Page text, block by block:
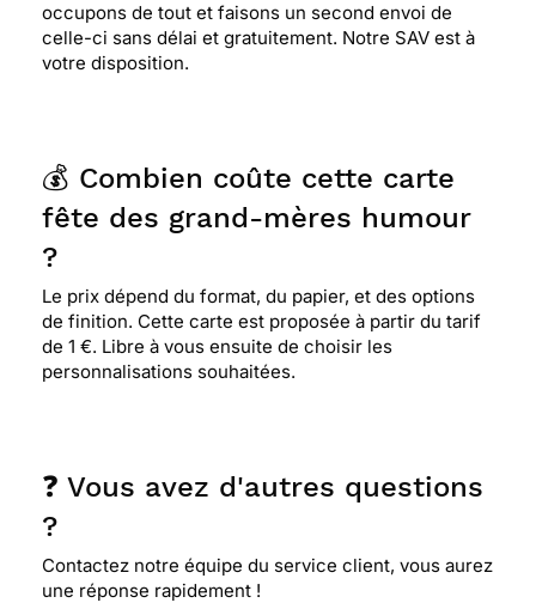
occupons de tout et faisons un second envoi de
celle-ci sans délai et gratuitement. Notre SAV est à
votre disposition.
💰 Combien coûte cette carte
fête des grand-mères humour
?
Le prix dépend du format, du papier, et des options
de finition. Cette carte est proposée à partir du tarif
de 1 €. Libre à vous ensuite de choisir les
personnalisations souhaitées.
❓ Vous avez d'autres questions
?
Contactez notre équipe du service client, vous aurez
une réponse rapidement !